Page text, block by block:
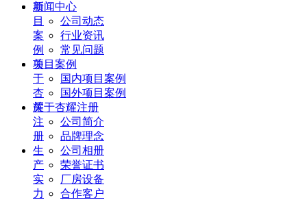
项
目
案
例
关
于
杏
耀
注
册
生
产
实
力
新闻中心
公司动态
行业资讯
常见问题
项目案例
国内项目案例
国外项目案例
关于杏耀注册
公司简介
品牌理念
公司相册
荣誉证书
厂房设备
合作客户